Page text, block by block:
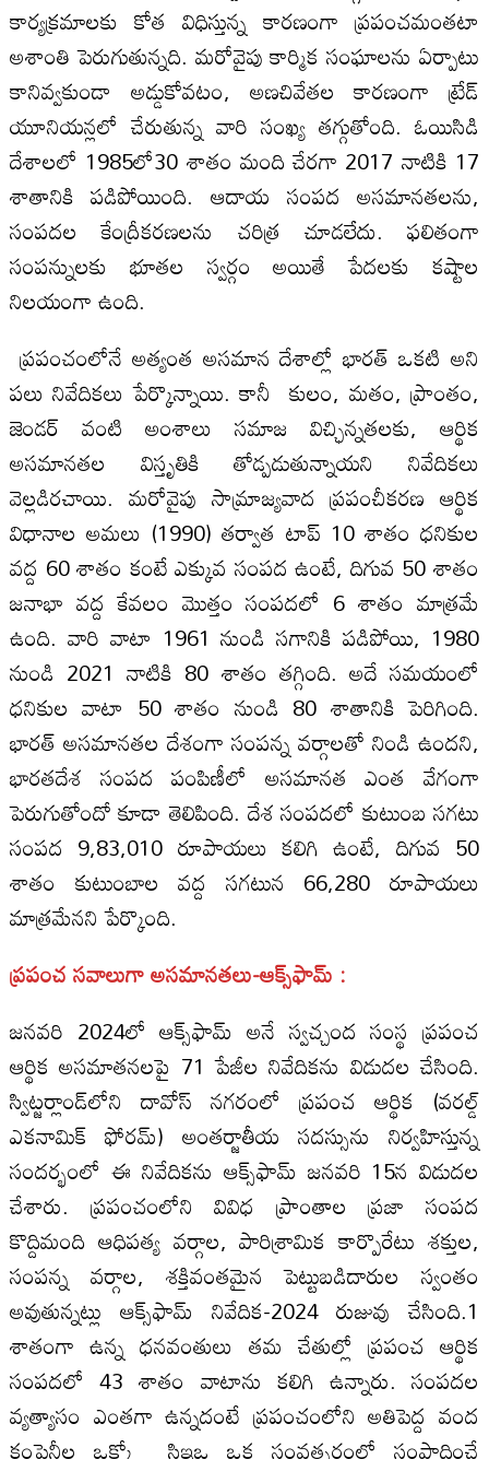
కార్యక్రమాలకు కోత విధిస్తున్న కారణంగా ప్రపంచమంతటా
అశాంతి పెరుగుతున్నది. మరోవైపు కార్మిక సంఘాలను ఏర్పాటు
కానివ్వకుండా అడ్డుకోవటం, అణచివేతల కారణంగా ట్రేడ్‌
యూనియన్లలో చేరుతున్న వారి సంఖ్య తగ్గుతోంది. ఓయిసిడి
దేశాలలో 1985లో30 శాతం మంది చేరగా 2017 నాటికి 17
శాతానికి పడిపోయింది. ఆదాయ సంపద అసమానతలను,
సంపదల కేంద్రీకరణలను చరిత్ర చూడలేదు. ఫలితంగా
సంపన్నులకు భూతల స్వర్గం అయితే పేదలకు కష్టాల
నిలయంగా ఉంది.
ప్రపంచంలోనే అత్యంత అసమాన దేశాల్లో భారత్‌ ఒకటి అని
పలు నివేదికలు పేర్కొన్నాయి. కానీ కులం, మతం, ప్రాంతం,
జెండర్‌ వంటి అంశాలు సమాజ విచ్ఛిన్నతలకు, ఆర్థిక
అసమానతల విస్తృతికి తోడ్పడుతున్నాయని నివేదికలు
వెల్లడిరచాయి. మరోవైపు సామ్రాజ్యవాద ప్రపంచీకరణ ఆర్థిక
విధానాల అమలు (1990) తర్వాత టాప్‌ 10 శాతం ధనికుల
వద్ద 60 శాతం కంటే ఎక్కువ సంపద ఉంటే, దిగువ 50 శాతం
జనాభా వద్ద కేవలం మొత్తం సంపదలో 6 శాతం మాత్రమే
ఉంది. వారి వాటా 1961 నుండి సగానికి పడిపోయి, 1980
నుండి 2021 నాటికి 80 శాతం తగ్గింది. అదే సమయంలో
ధనికుల వాటా 50 శాతం నుండి 80 శాతానికి పెరిగింది.
భారత్‌ అసమానతల దేశంగా సంపన్న వర్గాలతో నిండి ఉందని,
భారతదేశ సంపద పంపిణీలో అసమానత ఎంత వేగంగా
పెరుగుతోందో కూడా తెలిపింది. దేశ సంపదలో కుటుంబ సగటు
సంపద 9,83,010 రూపాయలు కలిగి ఉంటే, దిగువ 50
శాతం కుటుంబాల వద్ద సగటున 66,280 రూపాయలు
మాత్రమేనని పేర్కొంది.
ప్రపంచ సవాలుగా అసమానతలు-ఆక్స్‌ఫామ్‌ :
జనవరి 2024లో ఆక్స్‌ఫామ్‌ అనే స్వచ్చంద సంస్థ ప్రపంచ
ఆర్థిక అసమాతనలపై 71 పేజీల నివేదికను విడుదల చేసింది.
స్విట్జర్లాండ్‌లోని దావోస్‌ నగరంలో ప్రపంచ ఆర్థిక (వరల్డ్‌
ఎకనామిక్‌ ఫోరమ్‌) అంతర్జాతీయ సదస్సును నిర్వహిస్తున్న
సందర్భంలో ఈ నివేదికను ఆక్స్‌ఫామ్‌ జనవరి 15న విడుదల
చేశారు. ప్రపంచంలోని వివిధ ప్రాంతాల ప్రజా సంపద
కొద్దిమంది ఆధిపత్య వర్గాల, పారిశ్రామిక కార్పొరేటు శక్తుల,
సంపన్న వర్గాల, శక్తివంతమైన పెట్టుబడిదారుల స్వంతం
అవుతున్నట్లు ఆక్స్‌ఫామ్‌ నివేదిక-2024 రుజువు చేసింది.1
శాతంగా ఉన్న ధనవంతులు తమ చేతుల్లో ప్రపంచ ఆర్థిక
సంపదలో 43 శాతం వాటాను కలిగి ఉన్నారు. సంపదల
వ్యత్యాసం ఎంతగా ఉన్నదంటే ప్రపంచంలోని అతిపెద్ద వంద
కంపెనీల ఒక్కో సిఇఒ ఒక సంవత్సరంలో సంపాదించే